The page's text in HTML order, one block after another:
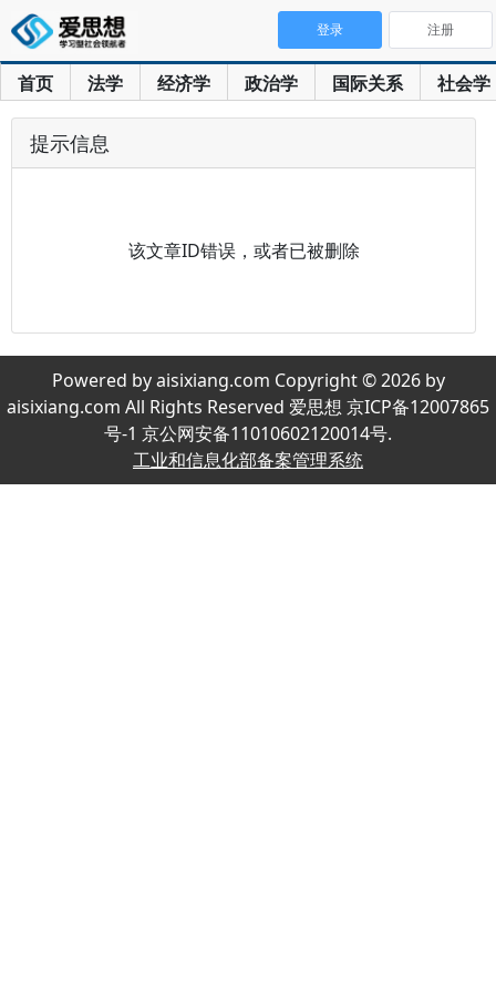
首页 法学 经济学 政治学 国际关系 社会学
登录 注册
提示信息
该文章ID错误，或者已被删除
Powered by aisixiang.com Copyright © 2026 by
aisixiang.com All Rights Reserved 爱思想 京ICP备12007865
号-1 京公网安备11010602120014号.
工业和信息化部备案管理系统